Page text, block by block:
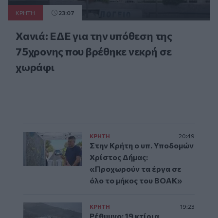
ΚΡΗΤΗ 23:07
Χανιά: ΕΔΕ για την υπόθεση της
75χρονης που βρέθηκε νεκρή σε
χωράφι
ΚΡΗΤΗ 20:49
Στην Κρήτη ο υπ. Υποδομών
Χρίστος Δήμας:
«Προχωρούν τα έργα σε
όλο το μήκος του ΒΟΑΚ»
ΚΡΗΤΗ 19:23
Ρέθυμνο: 19 κτίρια